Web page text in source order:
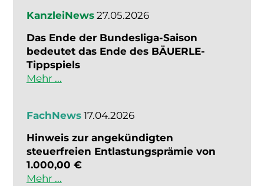
KanzleiNews27.05.2026
Das Ende der Bundesliga-Saison
bedeutet das Ende des BÄUERLE-
Tippspiels
Mehr ...
FachNews17.04.2026
Hinweis zur angekündigten
steuerfreien Entlastungsprämie von
1.000,00 €
Mehr ...